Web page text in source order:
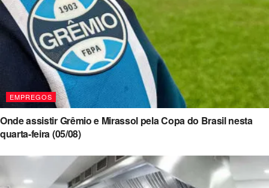
EMPREGOS
Onde assistir Grêmio e Mirassol pela Copa do Brasil nesta
quarta-feira (05/08)